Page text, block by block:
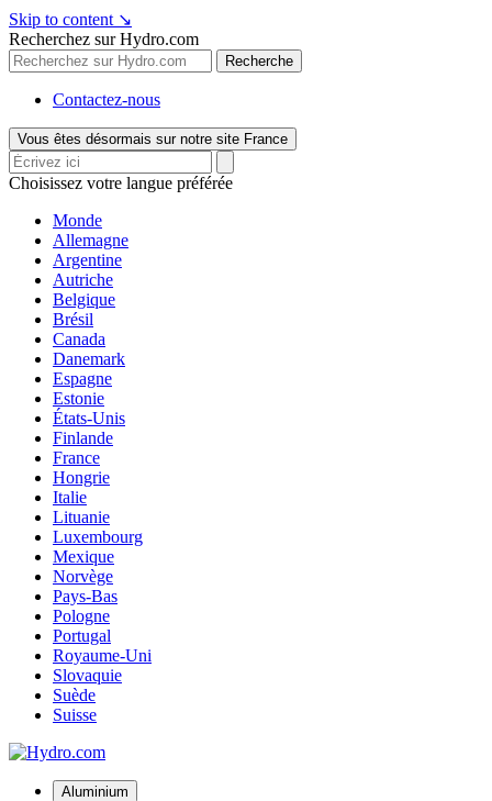
Skip to content ↘
Recherchez sur Hydro.com
Recherche
Contactez-nous
Vous êtes désormais sur notre site France
Choisissez votre langue préférée
Monde
Allemagne
Argentine
Autriche
Belgique
Brésil
Canada
Danemark
Espagne
Estonie
États-Unis
Finlande
France
Hongrie
Italie
Lituanie
Luxembourg
Mexique
Norvège
Pays-Bas
Pologne
Portugal
Royaume-Uni
Slovaquie
Suède
Suisse
Aluminium